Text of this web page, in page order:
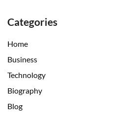
Categories
Home
Business
Technology
Biography
Blog